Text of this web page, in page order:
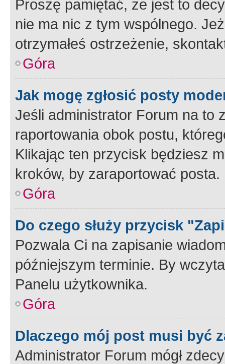
Proszę pamiętać, że jest to
nie ma nic z tym wspólnego.
otrzymałeś ostrzeżenie,
Góra
Jak mogę zgłosić posty
Jeśli administrator Forum na to
raportowania obok postu,
Klikając ten przycisk będziesz
kroków, by zaraportować posta.
Góra
Do czego służy przycisk
Pozwala Ci na zapisanie
późniejszym terminie. By
Panelu użytkownika.
Góra
Dlaczego mój post musi być
Administrator Forum mógł